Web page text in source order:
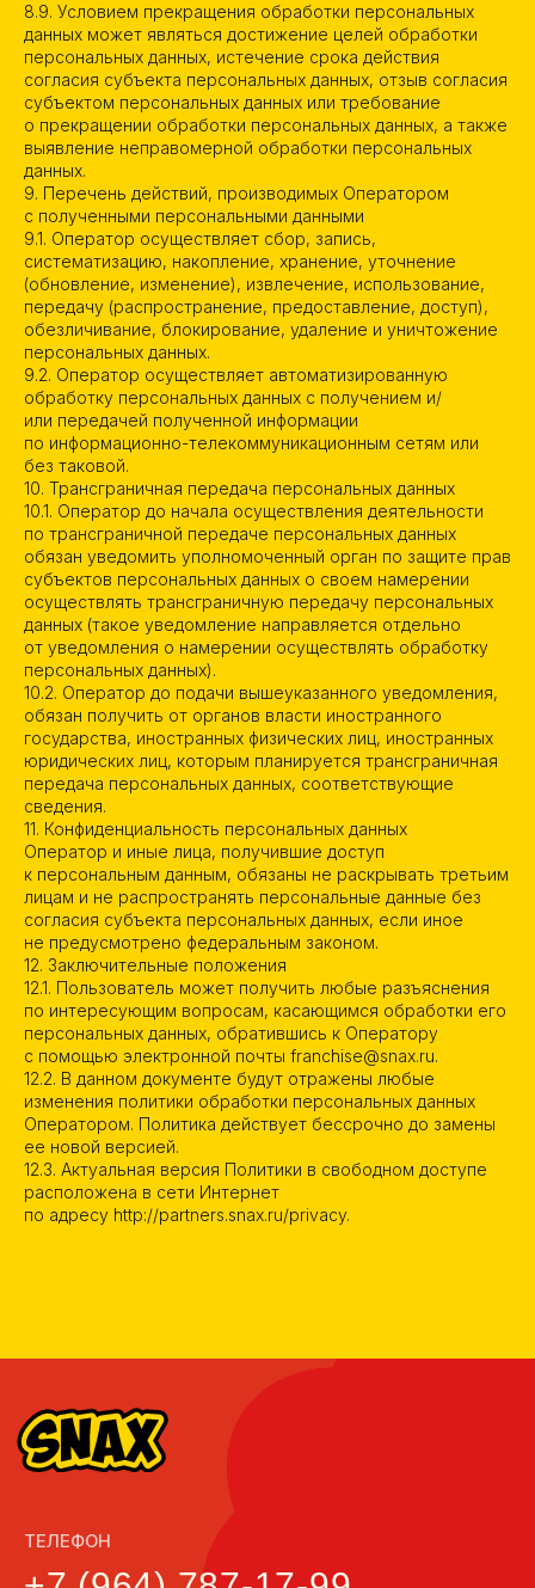
8.9. Условием прекращения обработки персональных
данных может являться достижение целей обработки
персональных данных, истечение срока действия
согласия субъекта персональных данных, отзыв согласия
субъектом персональных данных или требование
о прекращении обработки персональных данных, а также
выявление неправомерной обработки персональных
данных.
9. Перечень действий, производимых Оператором
с полученными персональными данными
9.1. Оператор осуществляет сбор, запись,
систематизацию, накопление, хранение, уточнение
(обновление, изменение), извлечение, использование,
передачу (распространение, предоставление, доступ),
обезличивание, блокирование, удаление и уничтожение
персональных данных.
9.2. Оператор осуществляет автоматизированную
обработку персональных данных с получением и/
или передачей полученной информации
по информационно-телекоммуникационным сетям или
без таковой.
10. Трансграничная передача персональных данных
10.1. Оператор до начала осуществления деятельности
по трансграничной передаче персональных данных
обязан уведомить уполномоченный орган по защите прав
субъектов персональных данных о своем намерении
осуществлять трансграничную передачу персональных
данных (такое уведомление направляется отдельно
от уведомления о намерении осуществлять обработку
персональных данных).
10.2. Оператор до подачи вышеуказанного уведомления,
обязан получить от органов власти иностранного
государства, иностранных физических лиц, иностранных
юридических лиц, которым планируется трансграничная
передача персональных данных, соответствующие
сведения.
11. Конфиденциальность персональных данных
Оператор и иные лица, получившие доступ
к персональным данным, обязаны не раскрывать третьим
лицам и не распространять персональные данные без
согласия субъекта персональных данных, если иное
не предусмотрено федеральным законом.
12. Заключительные положения
12.1. Пользователь может получить любые разъяснения
по интересующим вопросам, касающимся обработки его
персональных данных, обратившись к Оператору
с помощью электронной почты franchise@snax.ru.
12.2. В данном документе будут отражены любые
изменения политики обработки персональных данных
Оператором. Политика действует бессрочно до замены
ее новой версией.
12.3. Актуальная версия Политики в свободном доступе
расположена в сети Интернет
по адресу http://partners.snax.ru/privacy.
Политика конфиденциальности
2026 © SNAX — Сладости и снеки
со всего мира по выгодным ценам
Согласие на обработку ПД
Согласие на обработку cookie
Разработано в